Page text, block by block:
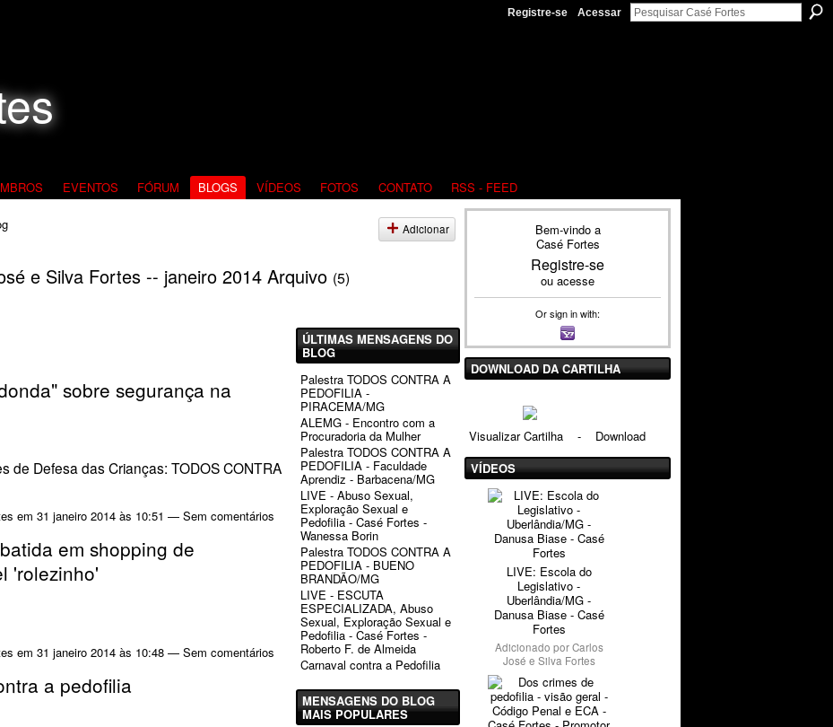
Registre-se Acessar
EVENTOS FÓRUM BLOGS VÍDEOS FOTOS CONTATO RSS - FEED
Adicionar
e Silva Fortes -- janeiro 2014 Arquivo (5)
sobre segurança na
de Defesa das Crianças: TODOS CONTRA
em 31 janeiro 2014 às 10:51 — Sem comentários
em shopping de
'rolezinho'
em 31 janeiro 2014 às 10:48 — Sem comentários
a pedofilia
ÚLTIMAS MENSAGENS DO
BLOG
Palestra TODOS CONTRA A
PEDOFILIA -
PIRACEMA/MG
ALEMG - Encontro com a
Procuradoria da Mulher
Palestra TODOS CONTRA A
PEDOFILIA - Faculdade
Aprendiz - Barbacena/MG
LIVE - Abuso Sexual,
Exploração Sexual e
Pedofilia - Casé Fortes -
Wanessa Borin
Palestra TODOS CONTRA A
PEDOFILIA - BUENO
BRANDÃO/MG
LIVE - ESCUTA
ESPECIALIZADA, Abuso
Sexual, Exploração Sexual e
Pedofilia - Casé Fortes -
Roberto F. de Almeida
Carnaval contra a Pedofilia
MENSAGENS DO BLOG
MAIS POPULARES
Bem-vindo a
Casé Fortes
Registre-se
ou acesse
Or sign in with:
DOWNLOAD DA CARTILHA
Visualizar Cartilha - Download
VÍDEOS
LIVE: Escola do
Legislativo -
Uberlândia/MG -
Danusa Biase - Casé
Fortes
Adicionado porCarlos
José e Silva Fortes